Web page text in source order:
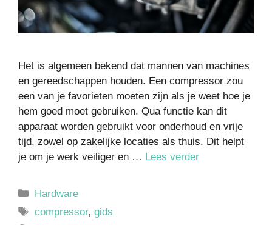
Het is algemeen bekend dat mannen van machines
en gereedschappen houden. Een compressor zou
een van je favorieten moeten zijn als je weet hoe je
hem goed moet gebruiken. Qua functie kan dit
apparaat worden gebruikt voor onderhoud en vrije
tijd, zowel op zakelijke locaties als thuis. Dit helpt
je om je werk veiliger en … Lees verder
Hardware
compressor,gids